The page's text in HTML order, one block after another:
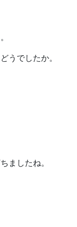
うでしたか。
ましたね。